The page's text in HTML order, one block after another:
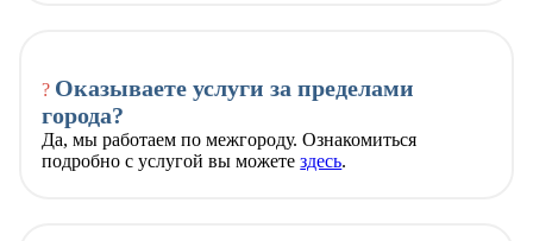
? Оказываете услуги за пределами
города?
Да, мы работаем по межгороду. Ознакомиться
подробно с услугой вы можетездесь.